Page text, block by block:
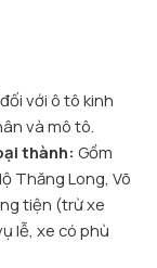
với ô tô kinh
và mô tô.
thành: Gồm
Thăng Long, Võ
tiện (trừ xe
lễ, xe có phù